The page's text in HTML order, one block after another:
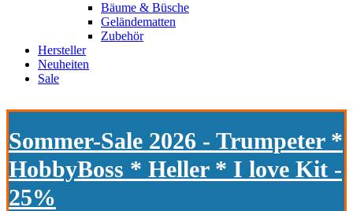
Bäume & Büsche
Geländematten
Zubehör
Hersteller
Neuheiten
Sale
Sommer-Sale 2026 - Trumpeter *
HobbyBoss * Heller * I love Kit -
25%